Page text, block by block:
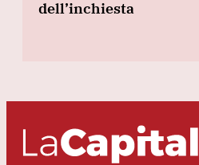
dell’inchiesta